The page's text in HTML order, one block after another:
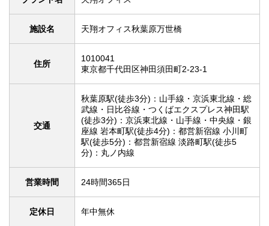
施設名 天翔オフィス秋葉原万世橋
住所
1010041
東京都千代田区神田須田町2-23-1
交通
秋葉原駅(徒歩3分)：山手線・京浜東北線・総
武線・日比谷線・つくばエクスプレス神田駅
(徒歩3分)：京浜東北線・山手線・中央線・銀
座線 岩本町駅(徒歩4分)：都営新宿線 小川町
駅(徒歩5分)：都営新宿線 淡路町駅(徒歩5
分)：丸ノ内線
営業時間 24時間365日
定休日 年中無休